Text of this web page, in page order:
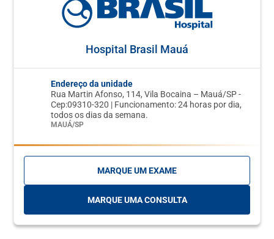
Hospital Brasil Mauá
Endereço da unidade
Rua Martin Afonso, 114, Vila Bocaina – Mauá/SP -
Cep:09310-320 | Funcionamento: 24 horas por dia,
todos os dias da semana.
MAUÁ/SP
MARQUE UM EXAME
MARQUE UMA CONSULTA